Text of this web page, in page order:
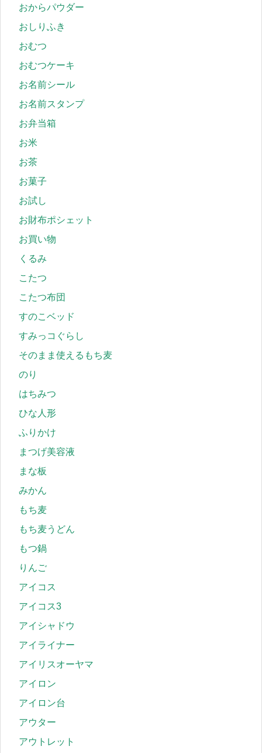
おからパウダー
おしりふき
おむつ
おむつケーキ
お名前シール
お名前スタンプ
お弁当箱
お米
お茶
お菓子
お試し
お財布ポシェット
お買い物
くるみ
こたつ
こたつ布団
すのこベッド
すみっコぐらし
そのまま使えるもち麦
のり
はちみつ
ひな人形
ふりかけ
まつげ美容液
まな板
みかん
もち麦
もち麦うどん
もつ鍋
りんご
アイコス
アイコス3
アイシャドウ
アイライナー
アイリスオーヤマ
アイロン
アイロン台
アウター
アウトレット